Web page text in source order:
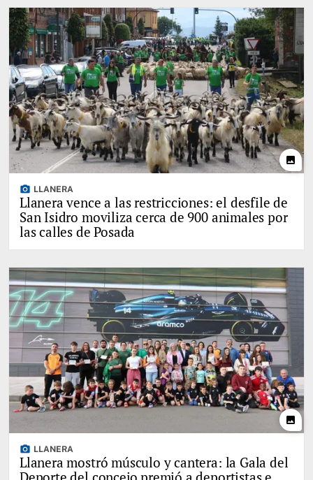
photo
photo_camera LLANERA
Llanera vence a las restricciones: el desfile de
San Isidro moviliza cerca de 900 animales por
las calles de Posada
photo
photo_camera LLANERA
Llanera mostró músculo y cantera: la Gala del